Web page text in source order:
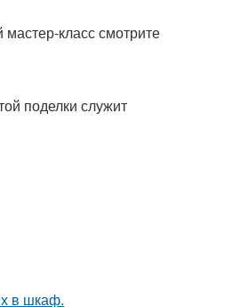
класс смотрите
поделки служит
в шкаф.